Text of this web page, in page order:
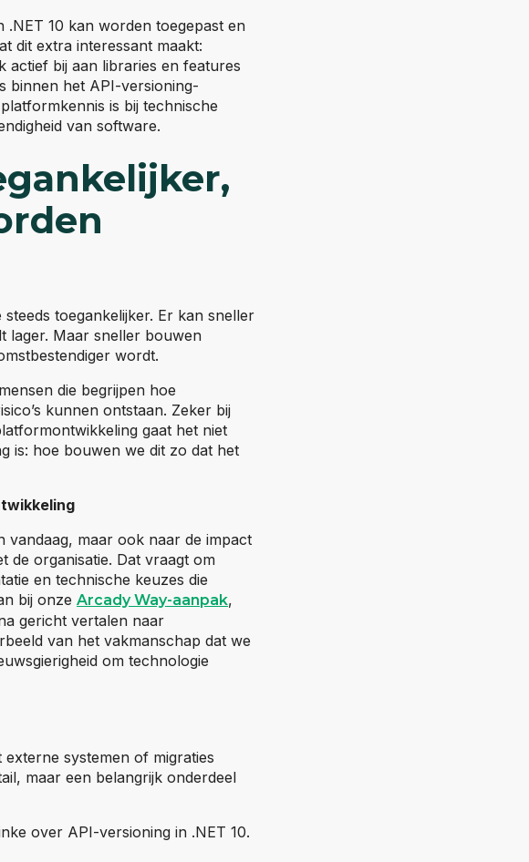
10 kan worden toegepast en
dit extra interessant maakt:
bij aan libraries en features
binnen het API-versioning-
is bij technische
van software.
toegankelijker. Er kan sneller
lager. Maar sneller bouwen
wordt.
die begrijpen hoe
kunnen ontstaan. Zeker bij
gaat het niet
is: hoe bouwen we dit zo dat het
vandaag, maar ook naar de impact
de organisatie. Dat vraagt om
en technische keuzes die
bij onze Arcady Way-aanpak,
gericht vertalen naar
van het vakmanschap dat we
om technologie
externe systemen of migraties
maar een belangrijk onderdeel
over API-versioning in .NET 10.